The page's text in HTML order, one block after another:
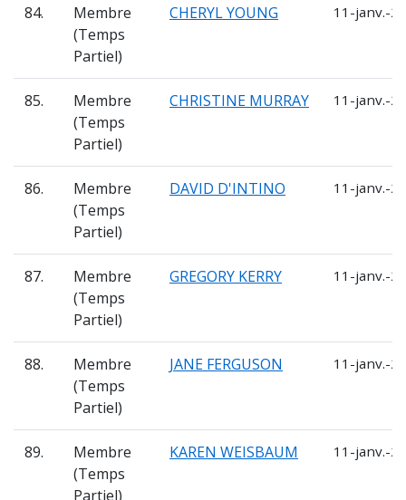
84.
Membre
(Temps
Partiel)
CHERYL YOUNG 11-janv.-
85.
Membre
(Temps
Partiel)
CHRISTINE MURRAY 11-janv.-
86.
Membre
(Temps
Partiel)
DAVID D'INTINO 11-janv.-
87.
Membre
(Temps
Partiel)
GREGORY KERRY 11-janv.-
88.
Membre
(Temps
Partiel)
JANE FERGUSON 11-janv.-
89.
Membre
(Temps
Partiel)
KAREN WEISBAUM 11-janv.-